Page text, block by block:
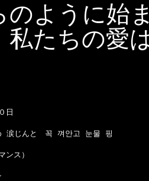
のように始
私たちの愛
日
じんと　꼭 껴안고 눈물 핑
ンス）